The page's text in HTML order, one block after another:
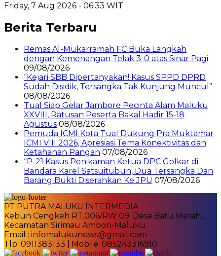
Friday, 7 Aug 2026 - 06:33 WIT
Berita Terbaru
Remas Al-Mukarramah FC Buka Langkah
dengan Kemenangan Telak 3-0 atas Sinar Pagi
09/08/2026
“Kejari SBB Dipertanyakan! Kasus SPPD DPRD
Sudah Disidik, Tersangka Tak Kunjung Muncul”
08/08/2026
Tual Siap Gelar Jambore Pecinta Alam Maluku
XXVIII, Ratusan Peserta Bakal Hadir 15-18
Agustus 08/08/2026
Pemuda ICMI Kota Tual Dukung Pra Muktamar
ICMI VIII 2026, Apresiasi Tema Konektivitas dan
Ketahanan Pangan 07/08/2026
“P-21 Kasus Penikaman Ketua DPC Golkar di
Bandara Karel Satsuitubun, Dua Tersangka Dan
Barang Bukti Diserahkan Ke JPU 07/08/2026
PT PUTRA MALUKU INTERMEDIA
Kebun Cengkeh RT.006/RW 09. Desa Batu Merah,
Kecamatan Sirimau Ambon-Maluku.
Email : infomalukunews@gmail.com
Tlp: 0911383133 | Mobile: 085243316910